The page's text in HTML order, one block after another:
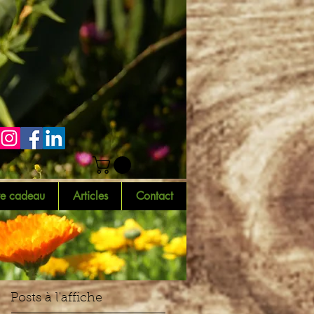
cadeau Articles Contact
Posts à l'affiche